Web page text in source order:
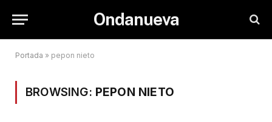
Ondanueva
Portada » pepon nieto
BROWSING: PEPON NIETO